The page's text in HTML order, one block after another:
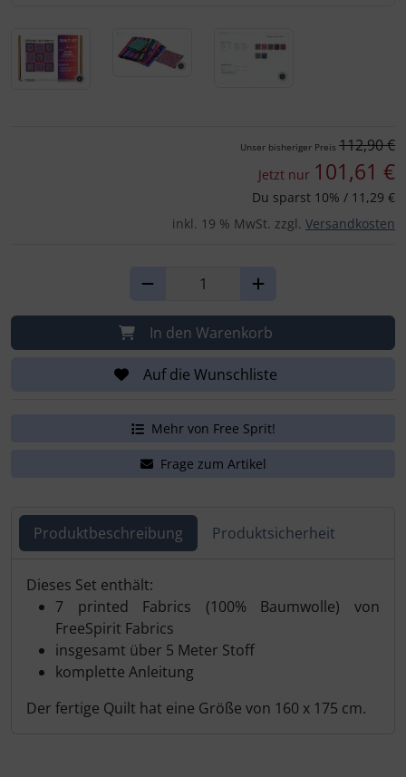
Unser bisheriger Preis 112,90 €
Jetzt nur 101,61 €
Du sparst 10% / 11,29 €
inkl. 19 % MwSt. zzgl. Versandkosten
In den Warenkorb
Auf die Wunschliste
Mehr von Free Sprit!
Frage zum Artikel
Produktbeschreibung Produktsicherheit
Produktbeschreibung
Dieses Set enthält:
7 printed Fabrics (100% Baumwolle) von
FreeSpirit Fabrics
insgesamt über 5 Meter Stoff
komplette Anleitung
Der fertige Quilt hat eine Größe von 160 x 175 cm.